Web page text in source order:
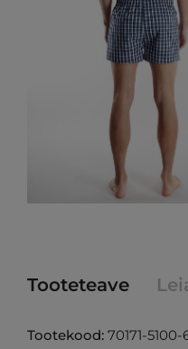
Tooteteave
Tootekood: 70171-5100-